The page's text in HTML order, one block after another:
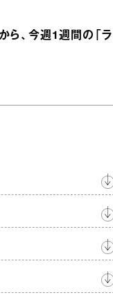
ら、今週1週間の「ラ